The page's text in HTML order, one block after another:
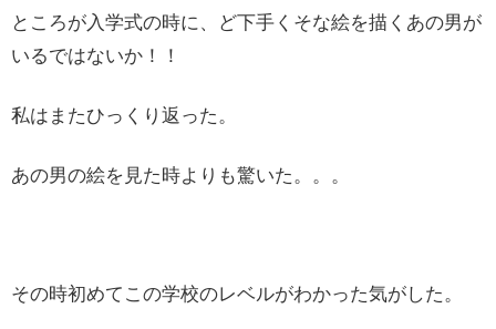
ところが入学式の時に、ど下手くそな絵を描くあの男が
いるではないか！！
私はまたひっくり返った。
あの男の絵を見た時よりも驚いた。。。
その時初めてこの学校のレベルがわかった気がした。